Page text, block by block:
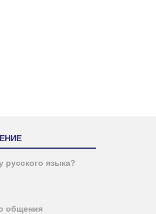
русского языка?
общения